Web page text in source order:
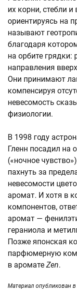
их корни, стебли и
ориентируясь на
называют
благодаря
на орбите грядки:
направления
Они принимают
компенсируя
невесомость
физиологии.
В 1998 году
Гленн посадил на
(«ночное
пахнуть за
невесомости
аромат. И хотя в
компонентов,
аромат —
гераниола и
Позже японская
парфюмерную
в аромате Zen.
Материал опубликован